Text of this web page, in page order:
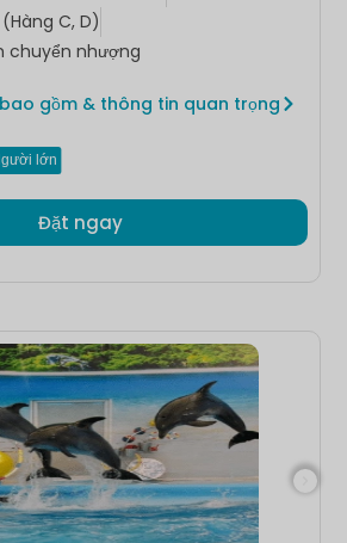
C, D)
chuyển nhượng
gồm & thông tin quan trọng
lớn
Đặt ngay